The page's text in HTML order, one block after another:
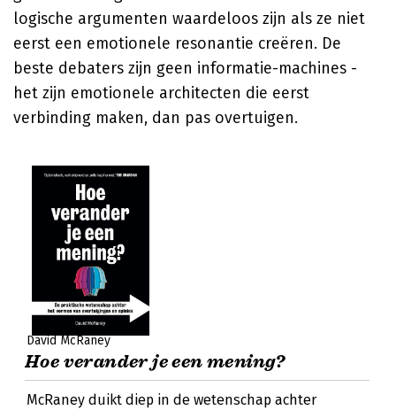
logische argumenten waardeloos zijn als ze niet
eerst een emotionele resonantie creëren. De
beste debaters zijn geen informatie-machines -
het zijn emotionele architecten die eerst
verbinding maken, dan pas overtuigen.
David McRaney
Hoe verander je een mening?
McRaney duikt diep in de wetenschap achter